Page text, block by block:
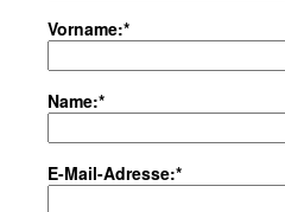
Vorname:*
Name:*
E-Mail-Adresse:*